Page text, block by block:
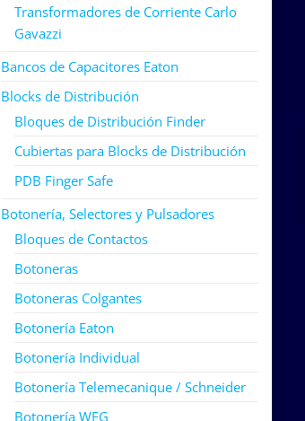
Transformadores de Corriente Carlo
Gavazzi
Bancos de Capacitores Eaton
Blocks de Distribución
Bloques de Distribución Finder
Cubiertas para Blocks de Distribución
PDB Finger Safe
Botonería, Selectores y Pulsadores
Bloques de Contactos
Botoneras
Botoneras Colgantes
Botonería Eaton
Botonería Individual
Botonería Telemecanique / Schneider
Botonería WEG